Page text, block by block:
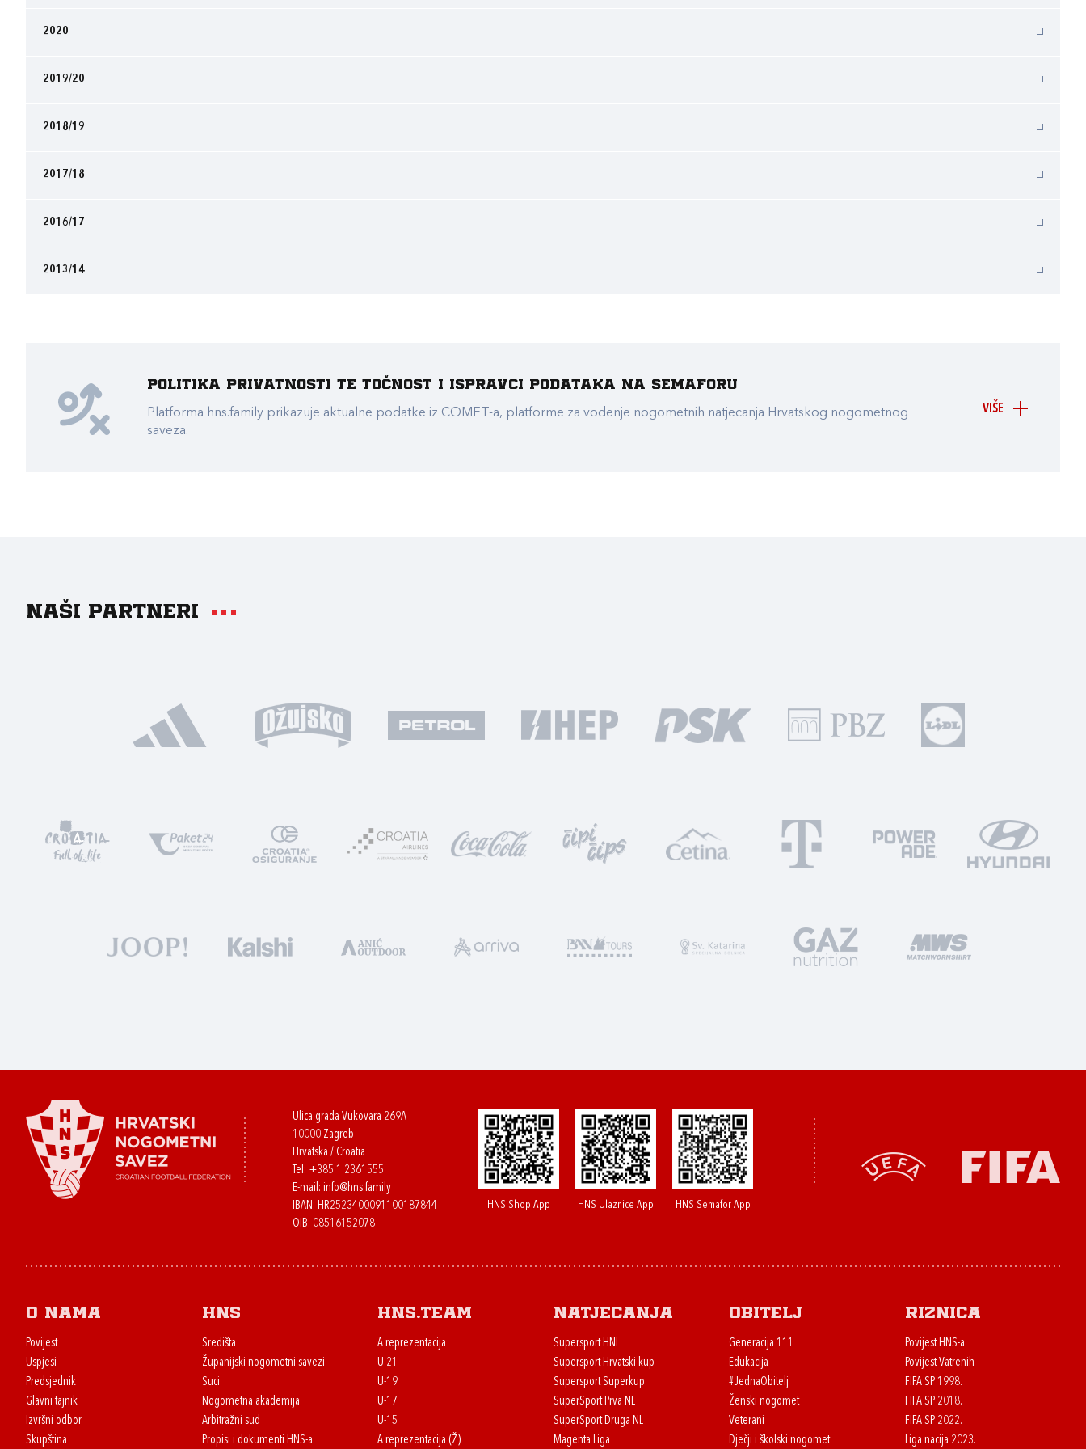
2020
2019/20
2018/19
2017/18
2016/17
2013/14
VIŠE
Politika privatnosti te točnost i ispravci podataka na Semaforu
Platforma hns.family prikazuje aktualne podatke iz COMET-a, platforme za vođenje nogometnih natjecanja Hrvatskog nogometnog
saveza.
Naši partneri
Ulica grada Vukovara 269A
10000 Zagreb
Hrvatska / Croatia
Tel: +385 1 2361555
E-mail: info@hns.family
IBAN: HR2523400091100187844
OIB: 08516152078
HNS Shop App HNS Ulaznice App HNS Semafor App
O nama
Povijest
Uspjesi
Predsjednik
Glavni tajnik
Izvršni odbor
Skupština
HNS
Središta
Županijski nogometni savezi
Suci
Nogometna akademija
Arbitražni sud
Propisi i dokumenti HNS-a
HNS.team
A reprezentacija
U-21
U-19
U-17
U-15
A reprezentacija (Ž)
Natjecanja
Supersport HNL
Supersport Hrvatski kup
Supersport Superkup
SuperSport Prva NL
SuperSport Druga NL
Magenta Liga
Obitelj
Generacija 111
Edukacija
#JednaObitelj
Ženski nogomet
Veterani
Dječji i školski nogomet
Riznica
Povijest HNS-a
Povijest Vatrenih
FIFA SP 1998.
FIFA SP 2018.
FIFA SP 2022.
Liga nacija 2023.